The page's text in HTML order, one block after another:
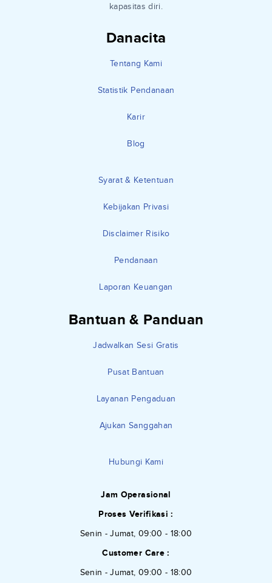
Danacita
Tentang Kami
Statistik Pendanaan
Karir
Blog
Syarat & Ketentuan
Kebijakan Privasi
Disclaimer Risiko
Pendanaan
Laporan Keuangan
Bantuan & Panduan
Jadwalkan Sesi Gratis
Pusat Bantuan
Layanan Pengaduan
Ajukan Sanggahan
Hubungi Kami
Jam Operasional
Proses Verifikasi :
Senin - Jumat, 09:00 - 18:00
Customer Care :
Senin - Jumat, 09:00 - 18:00
kapasitas diri.